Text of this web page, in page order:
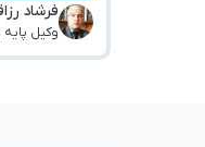
فرشاد
وکیل